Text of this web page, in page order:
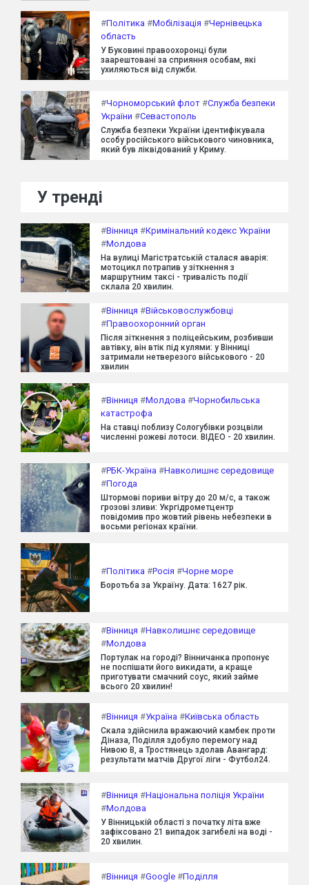
#Політика #Мобілізація #Чернівецька
область
У Буковині правоохоронці були
заарештовані за сприяння особам, які
ухиляються від служби.
#Чорноморський флот #Служба безпеки
України #Севастополь
Служба безпеки України ідентифікувала
особу російського військового чиновника,
який був ліквідований у Криму.
У тренді
#Вінниця #Кримінальний кодекс України
#Молдова
На вулиці Магістратській сталася аварія:
мотоцикл потрапив у зіткнення з
маршрутним таксі - тривалість події
склала 20 хвилин.
#Вінниця #Військовослужбовці
#Правоохоронний орган
Після зіткнення з поліцейським, розбивши
автівку, він втік під кулями: у Вінниці
затримали нетверезого військового - 20
хвилин
#Вінниця #Молдова #Чорнобильська
катастрофа
На ставці поблизу Сологубівки розцвіли
численні рожеві лотоси. ВІДЕО - 20 хвилин.
#РБК-Україна #Навколишнє середовище
#Погода
Штормові пориви вітру до 20 м/с, а також
грозові зливи: Укргідрометцентр
повідомив про жовтий рівень небезпеки в
восьми регіонах країни.
#Політика #Росія #Чорне море
Боротьба за Україну. Дата: 1627 рік.
#Вінниця #Навколишнє середовище
#Молдова
Портулак на городі? Вінничанка пропонує
не поспішати його викидати, а краще
приготувати смачний соус, який займе
всього 20 хвилин!
#Вінниця #Україна #Київська область
Скала здійснила вражаючий камбек проти
Діназа, Поділля здобуло перемогу над
Нивою В, а Тростянець здолав Авангард:
результати матчів Другої ліги - Футбол24.
#Вінниця #Національна поліція України
#Молдова
У Вінницькій області з початку літа вже
зафіксовано 21 випадок загибелі на воді -
20 хвилин.
#Вінниця #Google #Поділля